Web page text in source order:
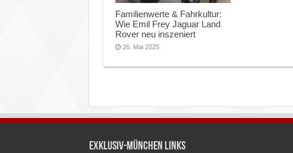
Familienwerte & Fahrkultur:
Wie Emil Frey Jaguar Land
Rover neu inszeniert
26. Mai 2025
Exklusiv-München Links